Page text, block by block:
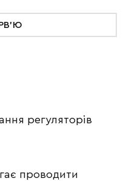
регуляторів
проводити